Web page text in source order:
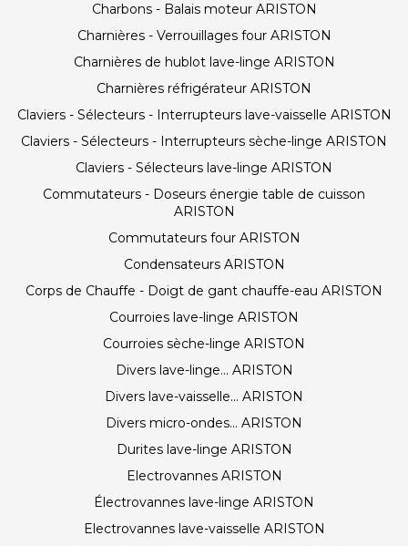
Charbons - Balais moteur ARISTON
Charnières - Verrouillages four ARISTON
Charnières de hublot lave-linge ARISTON
Charnières réfrigérateur ARISTON
Claviers - Sélecteurs - Interrupteurs lave-vaisselle ARISTON
Claviers - Sélecteurs - Interrupteurs sèche-linge ARISTON
Claviers - Sélecteurs lave-linge ARISTON
Commutateurs - Doseurs énergie table de cuisson
ARISTON
Commutateurs four ARISTON
Condensateurs ARISTON
Corps de Chauffe - Doigt de gant chauffe-eau ARISTON
Courroies lave-linge ARISTON
Courroies sèche-linge ARISTON
Divers lave-linge... ARISTON
Divers lave-vaisselle... ARISTON
Divers micro-ondes... ARISTON
Durites lave-linge ARISTON
Electrovannes ARISTON
Électrovannes lave-linge ARISTON
Electrovannes lave-vaisselle ARISTON